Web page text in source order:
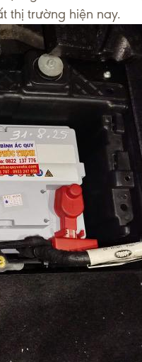
thị trường hiện nay.